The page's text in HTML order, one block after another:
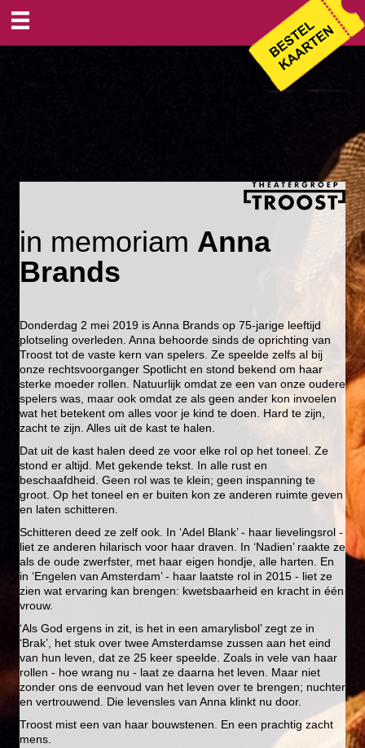
in memoriam Anna
Brands
Donderdag 2 mei 2019 is Anna Brands op 75-jarige leeftijd
plotseling overleden. Anna behoorde sinds de oprichting van
Troost tot de vaste kern van spelers. Ze speelde zelfs al bij
onze rechtsvoorganger Spotlicht en stond bekend om haar
sterke moeder rollen. Natuurlijk omdat ze een van onze oudere
spelers was, maar ook omdat ze als geen ander kon invoelen
wat het betekent om alles voor je kind te doen. Hard te zijn,
zacht te zijn. Alles uit de kast te halen.
Dat uit de kast halen deed ze voor elke rol op het toneel. Ze
stond er altijd. Met gekende tekst. In alle rust en
beschaafdheid. Geen rol was te klein; geen inspanning te
groot. Op het toneel en er buiten kon ze anderen ruimte geven
en laten schitteren.
Schitteren deed ze zelf ook. In ‘Adel Blank’ - haar lievelingsrol -
liet ze anderen hilarisch voor haar draven. In ‘Nadien’ raakte ze
als de oude zwerfster, met haar eigen hondje, alle harten. En
in ‘Engelen van Amsterdam’ - haar laatste rol in 2015 - liet ze
zien wat ervaring kan brengen: kwetsbaarheid en kracht in één
vrouw.
‘Als God ergens in zit, is het in een amarylisbol’ zegt ze in
‘Brak’, het stuk over twee Amsterdamse zussen aan het eind
van hun leven, dat ze 25 keer speelde. Zoals in vele van haar
rollen - hoe wrang nu - laat ze daarna het leven. Maar niet
zonder ons de eenvoud van het leven over te brengen; nuchter
en vertrouwend. Die levensles van Anna klinkt nu door.
Troost mist een van haar bouwstenen. En een prachtig zacht
mens.